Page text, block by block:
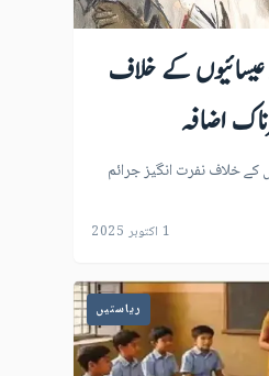
عیسائیوں کے خلاف
اضافہ
کے خلاف نفرت انگیز جرائم
1 اکتوبر 2025
ریاستیں